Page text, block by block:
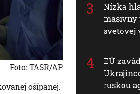
Foto: TASR/AP
ošípanej.
Nízka
masívny
svetovej
EÚ
ruskou